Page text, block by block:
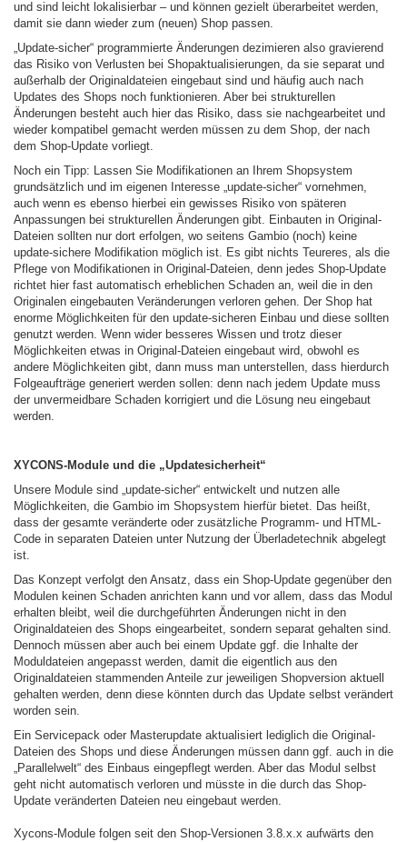
und sind leicht lokalisierbar – und können gezielt überarbeitet werden,
damit sie dann wieder zum (neuen) Shop passen.
„Update-sicher“ programmierte Änderungen dezimieren also gravierend
das Risiko von Verlusten bei Shopaktualisierungen, da sie separat und
außerhalb der Originaldateien eingebaut sind und häufig auch nach
Updates des Shops noch funktionieren. Aber bei strukturellen
Änderungen besteht auch hier das Risiko, dass sie nachgearbeitet und
wieder kompatibel gemacht werden müssen zu dem Shop, der nach
dem Shop-Update vorliegt.
Noch ein Tipp: Lassen Sie Modifikationen an Ihrem Shopsystem
grundsätzlich und im eigenen Interesse „update-sicher“ vornehmen,
auch wenn es ebenso hierbei ein gewisses Risiko von späteren
Anpassungen bei strukturellen Änderungen gibt. Einbauten in Original-
Dateien sollten nur dort erfolgen, wo seitens Gambio (noch) keine
update-sichere Modifikation möglich ist. Es gibt nichts Teureres, als die
Pflege von Modifikationen in Original-Dateien, denn jedes Shop-Update
richtet hier fast automatisch erheblichen Schaden an, weil die in den
Originalen eingebauten Veränderungen verloren gehen. Der Shop hat
enorme Möglichkeiten für den update-sicheren Einbau und diese sollten
genutzt werden. Wenn wider besseres Wissen und trotz dieser
Möglichkeiten etwas in Original-Dateien eingebaut wird, obwohl es
andere Möglichkeiten gibt, dann muss man unterstellen, dass hierdurch
Folgeaufträge generiert werden sollen: denn nach jedem Update muss
der unvermeidbare Schaden korrigiert und die Lösung neu eingebaut
werden.
XYCONS-Module und die „Updatesicherheit“
Unsere Module sind „update-sicher“ entwickelt und nutzen alle
Möglichkeiten, die Gambio im Shopsystem hierfür bietet. Das heißt,
dass der gesamte veränderte oder zusätzliche Programm- und HTML-
Code in separaten Dateien unter Nutzung der Überladetechnik abgelegt
ist.
Das Konzept verfolgt den Ansatz, dass ein Shop-Update gegenüber den
Modulen keinen Schaden anrichten kann und vor allem, dass das Modul
erhalten bleibt, weil die durchgeführten Änderungen nicht in den
Originaldateien des Shops eingearbeitet, sondern separat gehalten sind.
Dennoch müssen aber auch bei einem Update ggf. die Inhalte der
Moduldateien angepasst werden, damit die eigentlich aus den
Originaldateien stammenden Anteile zur jeweiligen Shopversion aktuell
gehalten werden, denn diese könnten durch das Update selbst verändert
worden sein.
Ein Servicepack oder Masterupdate aktualisiert lediglich die Original-
Dateien des Shops und diese Änderungen müssen dann ggf. auch in die
„Parallelwelt“ des Einbaus eingepflegt werden. Aber das Modul selbst
geht nicht automatisch verloren und müsste in die durch das Shop-
Update veränderten Dateien neu eingebaut werden.
Xycons-Module folgen seit den Shop-Versionen 3.8.x.x aufwärts den